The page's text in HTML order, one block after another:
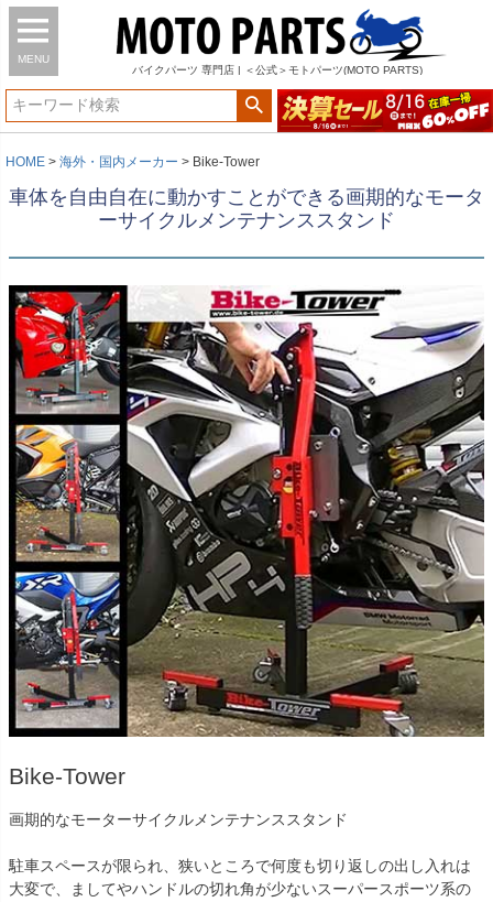
ガレージ内を自由自在に動かせ、立ちゴケのリスクを軽減。
MENU
バイク パーツ 専門店 | ＜公式＞モトパーツ(MOTO PARTS)
HOME 海外・国内メーカー Bike-Tower
車体を自由自在に動かすことができる画期的なモータ
ーサイクルメンテナンススタンド
Bike-Tower
画期的なモーターサイクルメンテナンススタンド
駐車スペースが限られ、狭いところで何度も切り返しの出し入れは
大変で、ましてやハンドルの切れ角が少ないスーパースポーツ系の